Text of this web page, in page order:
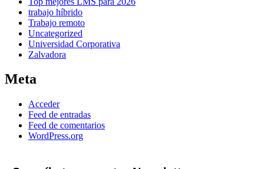
trabajo híbrido
Trabajo remoto
Uncategorized
Universidad Corporativa
Zalvadora
Meta
Acceder
Feed de entradas
Feed de comentarios
WordPress.org